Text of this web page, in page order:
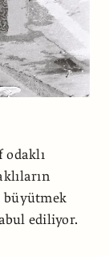
odaklı
büyütmek
ediliyor.